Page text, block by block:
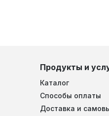
Продукты и
Каталог
Способы оплаты
Доставка и